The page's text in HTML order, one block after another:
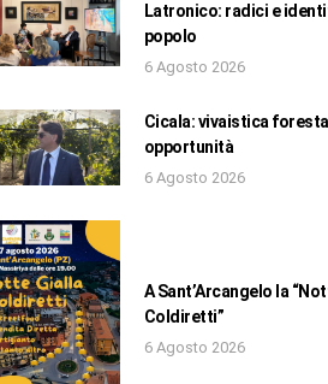
Latronico: radici e
popolo
6 Agosto 2026
Cicala: vivaistica
opportunità
6 Agosto 2026
A Sant’Arcangelo la
Coldiretti”
6 Agosto 2026